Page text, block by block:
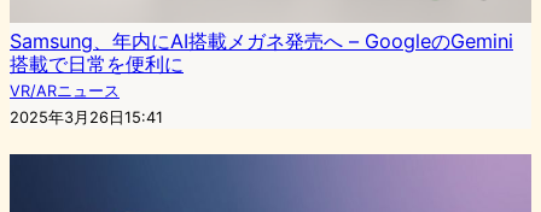
Samsung、年内にAI搭載メガネ発売へ – GoogleのGemini
搭載で日常を便利に
VR/ARニュース
2025年3月26日15:41